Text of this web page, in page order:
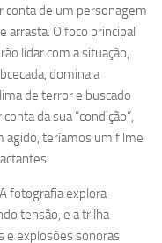
conta de um personagem
arrasta. O foco principal
lidar com a situação,
domina a
de terror e buscado
da sua “condição”,
agido, teríamos um filme
fotografia explora
tensão, e a trilha
e explosões sonoras